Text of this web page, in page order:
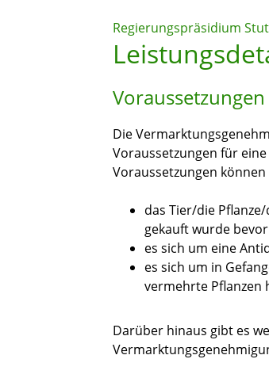
Regierungspräsidium
Voraussetzungen
Die
Voraussetzungen für
Voraussetzungen
das Tier/die
gekauft wurde
es sich um eine
es sich um in
vermehrte Pflanzen
Darüber hinaus gibt es